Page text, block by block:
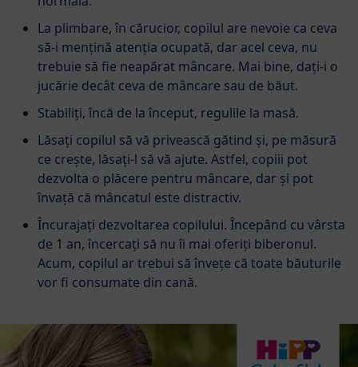
La plimbare, în cărucior, copilul are nevoie ca ceva
să-i menţină atenţia ocupată, dar acel ceva, nu
trebuie să fie neapărat mâncare. Mai bine, dați-i o
jucărie decât ceva de mâncare sau de băut.
Stabiliți, încă de la început, regulile la masă.
Lăsați copilul să vă privească gătind și, pe măsură
ce creşte, lăsați-l să vă ajute. Astfel, copiii pot
dezvolta o plăcere pentru mâncare, dar şi pot
învață că mâncatul este distractiv.
Încurajați dezvoltarea copilului. Începând cu vârsta
de 1 an, încercați să nu îi mai oferiți biberonul.
Acum, copilul ar trebui să învețe că toate băuturile
vor fi consumate din cană.